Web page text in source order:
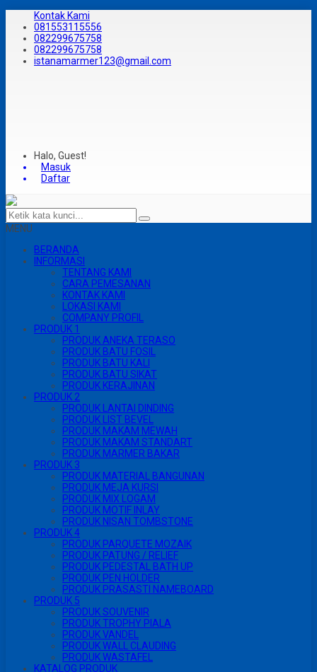
Kontak Kami
081553115556
082299675758
082299675758
istanamarmer123@gmail.com
Halo, Guest!
Masuk
Daftar
MENU
BERANDA
INFORMASI
TENTANG KAMI
CARA PEMESANAN
KONTAK KAMI
LOKASI KAMI
COMPANY PROFIL
PRODUK 1
PRODUK ANEKA TERASO
PRODUK BATU FOSIL
PRODUK BATU KALI
PRODUK BATU SIKAT
PRODUK KERAJINAN
PRODUK 2
PRODUK LANTAI DINDING
PRODUK LIST BEVEL
PRODUK MAKAM MEWAH
PRODUK MAKAM STANDART
PRODUK MARMER BAKAR
PRODUK 3
PRODUK MATERIAL BANGUNAN
PRODUK MEJA KURSI
PRODUK MIX LOGAM
PRODUK MOTIF INLAY
PRODUK NISAN TOMBSTONE
PRODUK 4
PRODUK PARQUETE MOZAIK
PRODUK PATUNG / RELIEF
PRODUK PEDESTAL BATH UP
PRODUK PEN HOLDER
PRODUK PRASASTI NAMEBOARD
PRODUK 5
PRODUK SOUVENIR
PRODUK TROPHY PIALA
PRODUK VANDEL
PRODUK WALL CLAUDING
PRODUK WASTAFEL
KATALOG PRODUK